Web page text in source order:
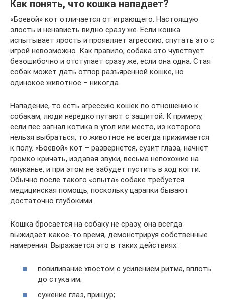
Как понять, что кошка нападает?
«Боевой» кот отличается от играющего. Настоящую
злость и ненависть видно сразу же. Если кошка
испытывает ярость и проявляет агрессию, спутать это с
игрой невозможно. Как правило, собака это чувствует
безошибочно и отступает сразу же, если она одна. Стая
собак может дать отпор разъяренной кошке, но
одинокое животное – никогда.
Нападение, то есть агрессию кошек по отношению к
собакам, люди нередко путают с защитой. К примеру,
если пес загнал котика в угол или место, из которого
нельзя выбраться, то животное не всегда прижимается
к полу. «Боевой» кот – развернется, сузит глаза, начнет
громко кричать, издавая звуки, весьма непохожие на
мяуканье, и при этом не забудет пустить в ход когти.
Обычно после такого «опыта» собаке требуется
медицинская помощь, поскольку царапки бывают
достаточно глубокими.
Кошка бросается на собаку не сразу, она всегда
выжидает какое-то время, демонстрируя собственные
намерения. Выражается это в таких действиях:
повиливание хвостом с усилением ритма, вплоть
до стука им;
сужение глаз, прищур;